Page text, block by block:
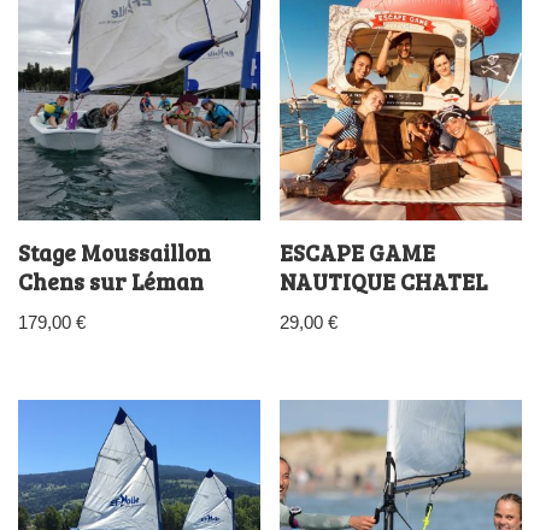
Stage Moussaillon
Chens sur Léman
179,00 €
ESCAPE GAME
NAUTIQUE CHATEL
29,00€